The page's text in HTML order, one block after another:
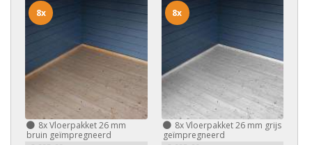
8xVloerpakket 26 mm
bruin geïmpregneerd
8x
8xVloerpakket 26 mm grijs
geïmpregneerd
8x